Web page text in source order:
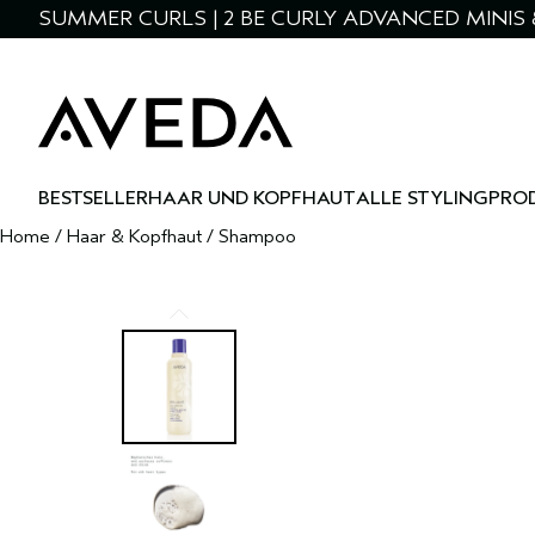
SUMMER CURLS | 2 BE CURLY ADVANCED
BESTSELLERHAAR UND KOPFHAUTALLE
Home / Haar & Kopfhaut / Shampoo